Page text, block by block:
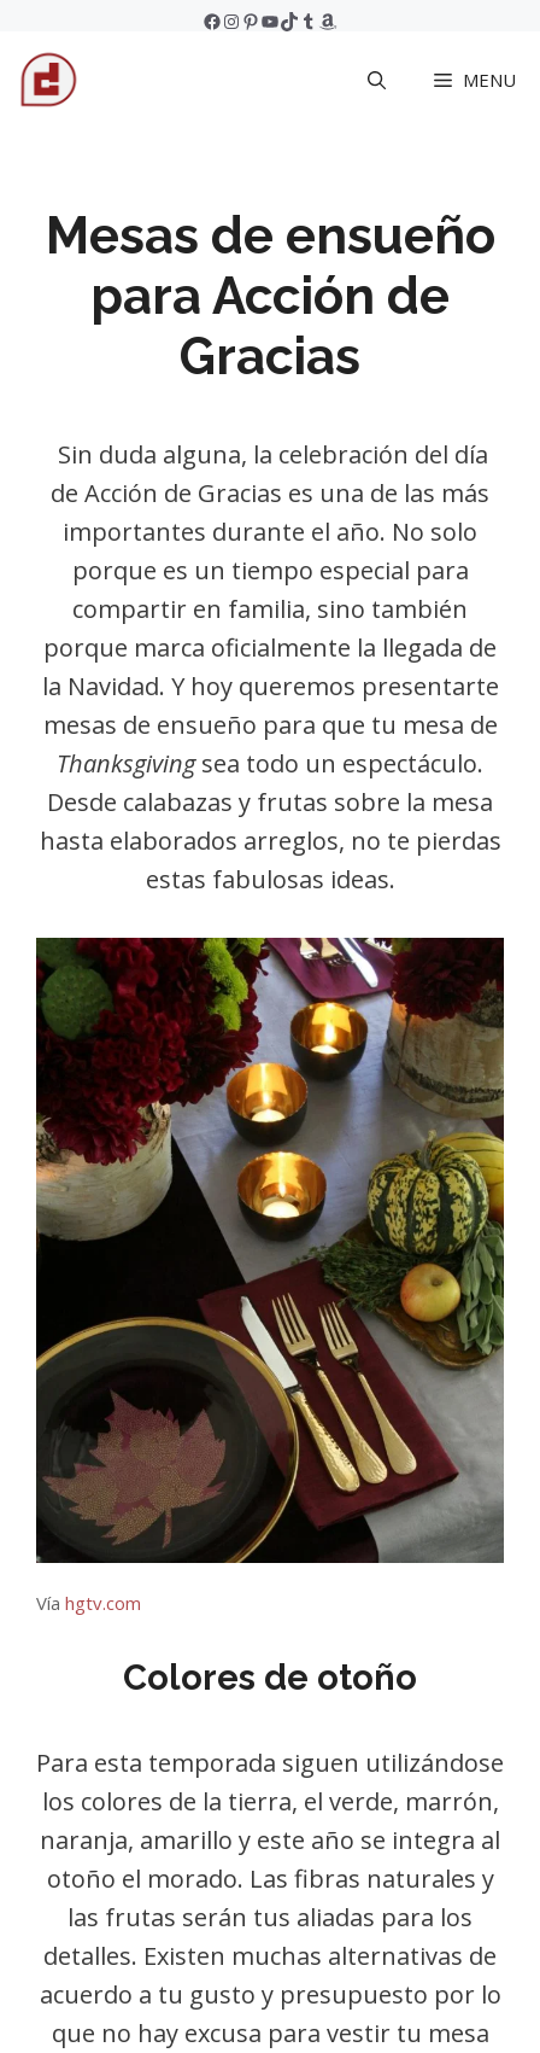
content
Facebook
Instagram
Pinterest
YouTube
TikTok
Tumblr
Amazon
MENU
Mesas de ensueño
para Acción de
Gracias
Sin duda alguna, la celebración del día
de Acción de Gracias es una de las más
importantes durante el año. No solo
porque es un tiempo especial para
compartir en familia, sino también
porque marca oficialmente la llegada de
la Navidad. Y hoy queremos presentarte
mesas de ensueño para que tu mesa de
Thanksgivingsea todo un espectáculo.
Desde calabazas y frutas sobre la mesa
hasta elaborados arreglos, no te pierdas
estas fabulosas ideas.
Vía hgtv.com
Colores de otoño
Para esta temporada siguen utilizándose
los colores de la tierra, el verde, marrón,
naranja, amarillo y este año se integra al
otoño el morado. Las fibras naturales y
las frutas serán tus aliadas para los
detalles. Existen muchas alternativas de
acuerdo a tu gusto y presupuesto por lo
que no hay excusa para vestir tu mesa